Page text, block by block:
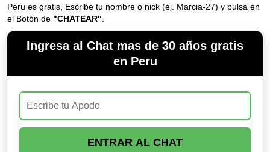
Peru es gratis, Escribe tu nombre o nick (ej. Marcia-27) y pulsa en
el Botón de "CHATEAR"
Ingresa al Chat mas de 30 años gratis
en Peru
ENTRAR AL CHAT